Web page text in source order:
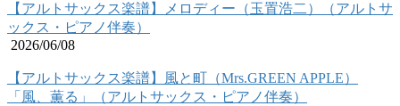
【アルトサックス楽譜】メロディー（玉置浩二）（アルトサ
ックス・ピアノ伴奏）
2026/06/08
【アルトサックス楽譜】風と町（Mrs.GREEN APPLE）
「風、薫る」（アルトサックス・ピアノ伴奏）